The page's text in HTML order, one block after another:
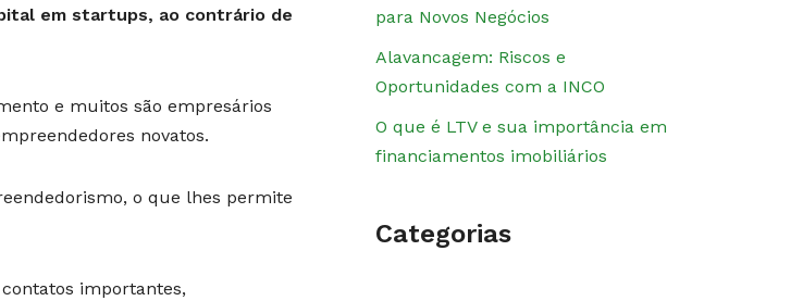
em startups, ao contrário de
e muitos são empresários
novatos.
o que lhes permite
importantes,
para Novos Negócios
Alavancagem: Riscos e
Oportunidades com a INCO
O que é LTV e sua importância em
financiamentos imobiliários
Categorias